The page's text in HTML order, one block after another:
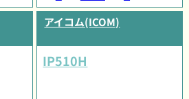
アイコム(ICOM)
IP510H